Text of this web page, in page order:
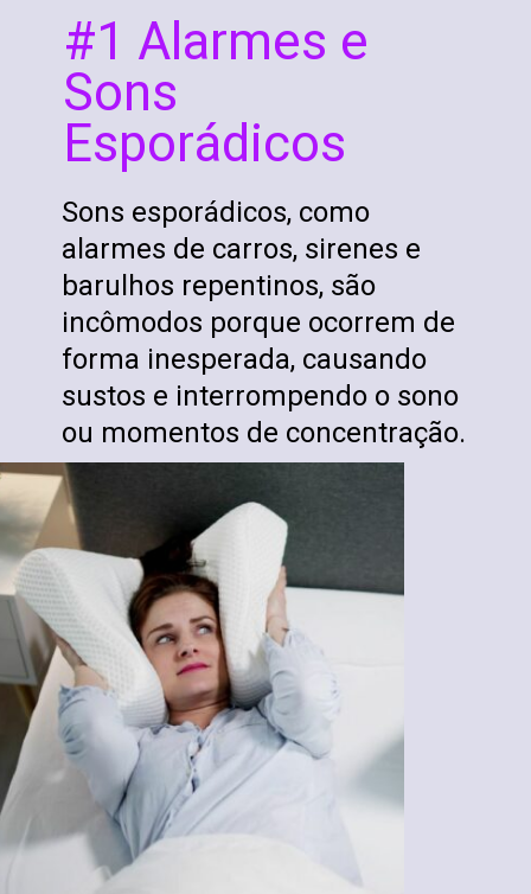
#1 Alarmes e
Sons
Esporádicos
Sons esporádicos, como
alarmes de carros, sirenes e
barulhos repentinos, são
incômodos porque ocorrem de
forma inesperada, causando
sustos e interrompendo o sono
ou momentos de concentração.